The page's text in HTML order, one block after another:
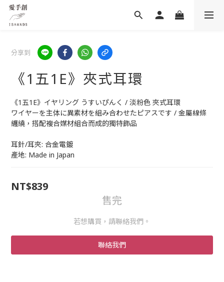
分享到
《1五1E》夾式耳環
《1五1E》イヤリング うすいぴんく / 淡粉色 夾式耳環
ワイヤーを主体に異素材を組み合わせたピアスです / 金屬線條
纏繞，搭配複合媒材組合而成的獨特飾品
耳針/耳夾: 合金電鍍
產地: Made in Japan
NT$839
售完
若想購買，請聯絡我們。
聯絡我們